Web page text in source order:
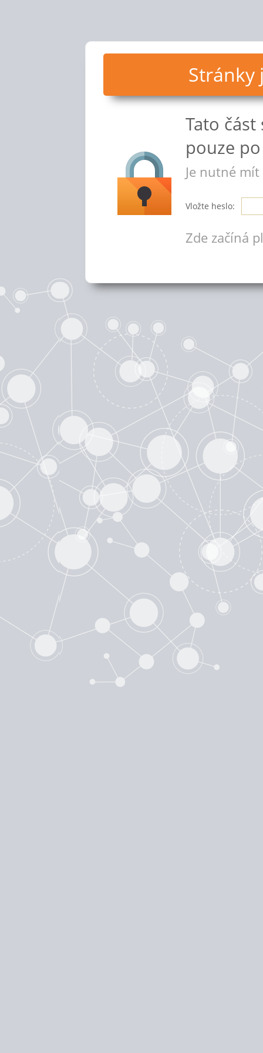
Stránky
Tato
pouze
Je nutné
Vložte heslo:
Zde začíná